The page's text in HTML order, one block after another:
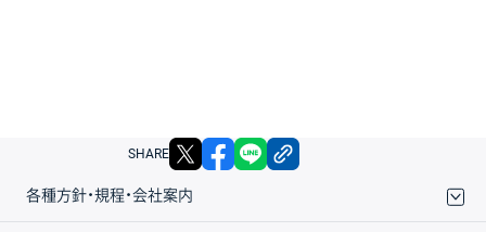
SHARE X facebook
各種方針・規程・会社案内
取引規程・約款
サイトマップ
その他のご案内
個人情報保護方針
最良執行方針
サイトのご利用について
ディスクレイマー
信託保全
リスク説明
会社案内